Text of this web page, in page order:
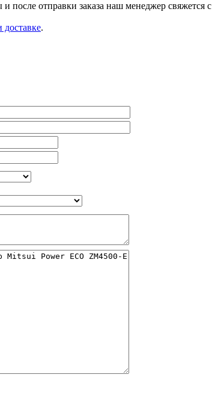
после отправки заказа наш менеджер свяжется с
доставке.